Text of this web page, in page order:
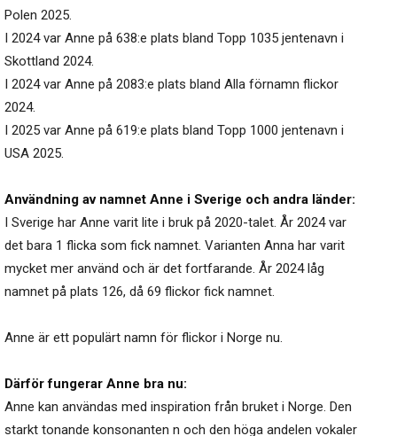
Polen 2025.
I 2024 var Anne på 638:e plats bland Topp 1035 jentenavn i
Skottland 2024.
I 2024 var Anne på 2083:e plats bland Alla förnamn flickor
2024.
I 2025 var Anne på 619:e plats bland Topp 1000 jentenavn i
USA 2025.
Användning av namnet Anne i Sverige och andra länder:
I Sverige har Anne varit lite i bruk på 2020-talet. År 2024 var
det bara 1 flicka som fick namnet. Varianten Anna har varit
mycket mer använd och är det fortfarande. År 2024 låg
namnet på plats 126, då 69 flickor fick namnet.
Anne är ett populärt namn för flickor i Norge nu.
Därför fungerar Anne bra nu:
Anne kan användas med inspiration från bruket i Norge. Den
starkt tonande konsonanten n och den höga andelen vokaler